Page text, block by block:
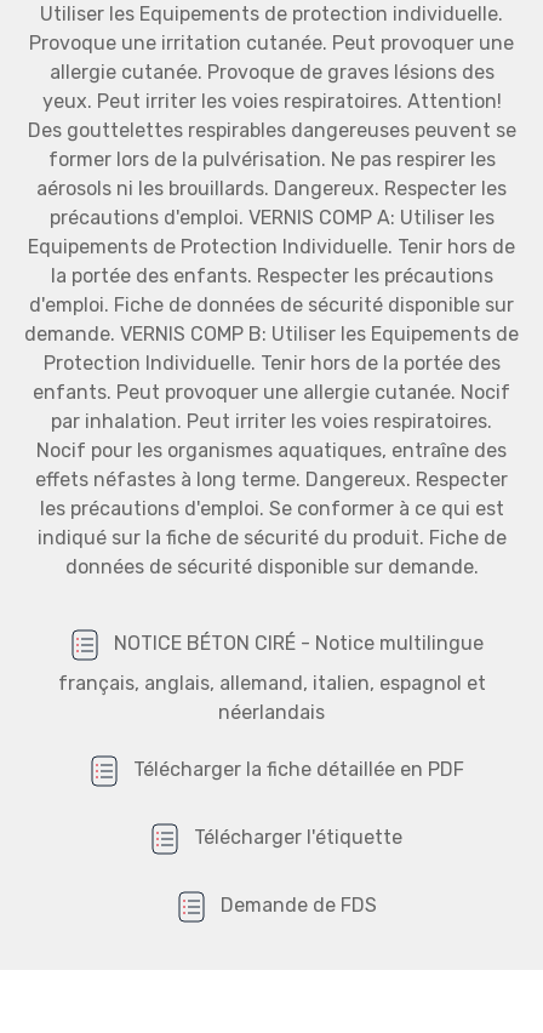
Utiliser les Equipements de protection individuelle.
Provoque une irritation cutanée. Peut provoquer une
allergie cutanée. Provoque de graves lésions des
yeux. Peut irriter les voies respiratoires. Attention!
Des gouttelettes respirables dangereuses peuvent se
former lors de la pulvérisation. Ne pas respirer les
aérosols ni les brouillards. Dangereux. Respecter les
précautions d'emploi. VERNIS COMP A: Utiliser les
Equipements de Protection Individuelle. Tenir hors de
la portée des enfants. Respecter les précautions
d'emploi. Fiche de données de sécurité disponible sur
demande. VERNIS COMP B: Utiliser les Equipements de
Protection Individuelle. Tenir hors de la portée des
enfants. Peut provoquer une allergie cutanée. Nocif
par inhalation. Peut irriter les voies respiratoires.
Nocif pour les organismes aquatiques, entraîne des
effets néfastes à long terme. Dangereux. Respecter
les précautions d'emploi. Se conformer à ce qui est
indiqué sur la fiche de sécurité du produit. Fiche de
données de sécurité disponible sur demande.
NOTICE BÉTON CIRÉ - Notice multilingue
français, anglais, allemand, italien, espagnol et
néerlandais
Télécharger la fiche détaillée en PDF
Télécharger l'étiquette
Demande de FDS